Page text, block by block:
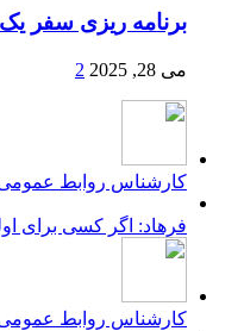
برنامه ریزی سفر
می 28, 2025 2
کارشناس روابط عمومی:
فرهاد: اگر کسی برای
کارشناس روابط